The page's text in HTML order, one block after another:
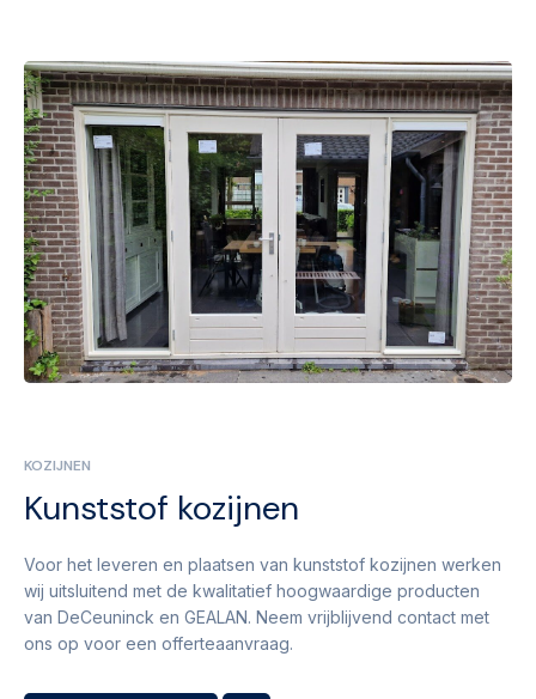
KOZIJNEN
Kunststof kozijnen
Voor het leveren en plaatsen van kunststof kozijnen werken
wij uitsluitend met de kwalitatief hoogwaardige producten
van DeCeuninck en GEALAN. Neem vrijblijvend contact met
ons op voor een offerteaanvraag.